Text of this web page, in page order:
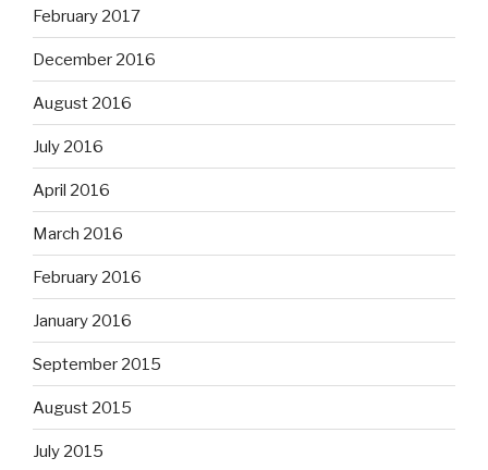
February 2017
December 2016
August 2016
July 2016
April 2016
March 2016
February 2016
January 2016
September 2015
August 2015
July 2015